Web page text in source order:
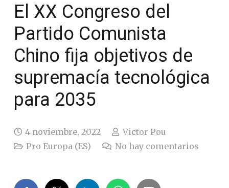
El XX Congreso del
Partido Comunista
Chino fija objetivos de
supremacía tecnológica
para 2035
4 noviembre, 2022
Victor Pou
Pro Europa (ES)
No hay comentarios